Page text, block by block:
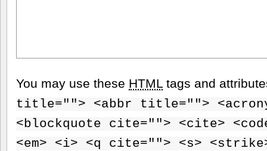
You may use these HTML tags and
title=""> <abbr title="">
<blockquote cite=""> <cite>
<em> <i> <q cite=""> <s>